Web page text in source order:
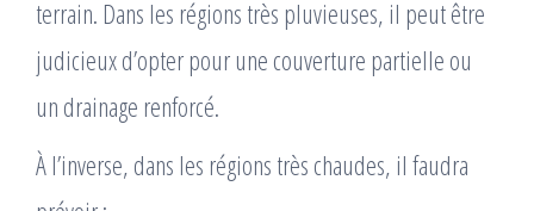
terrain. Dans les régions très pluvieuses, il peut être
judicieux d’opter pour une couverture partielle ou
un drainage renforcé.
À l’inverse, dans les régions très chaudes, il faudra